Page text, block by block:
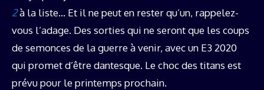
2à la liste… Et il ne peut en rester qu’un, rappelez-
vous l’adage. Des sorties qui ne seront que les coups
de semonces de la guerre à venir, avec un E3 2020
qui promet d’être dantesque. Le choc des titans est
prévu pour le printemps prochain.